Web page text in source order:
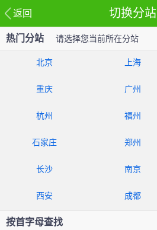
返回 切换分站
热门分站 请选择您当前所在分站
北京 上海
重庆 广州
杭州 福州
石家庄 郑州
长沙 南京
西安 成都
按首字母查找